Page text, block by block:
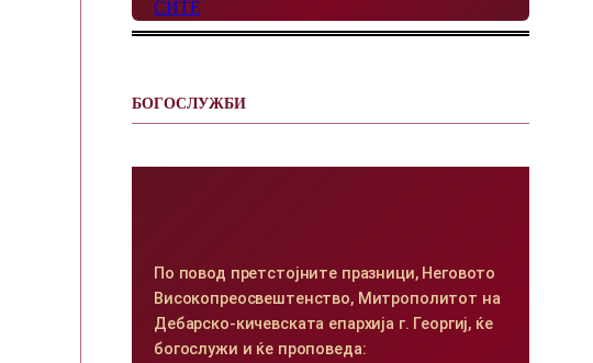
СИТЕ
БОГОСЛУЖБИ
По повод претстојните празници, Неговото
Високопреосвештенство, Митрополитот на
Дебарско-кичевската епархија г. Георгиј, ќе
богослужи и ќе проповеда: